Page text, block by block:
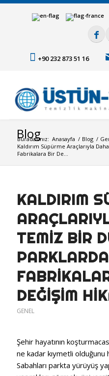
+90 232 873 51 16
Blog
Buradasınız: Anasayfa / Blog /
Kaldırım Süpürme Araçlarıyla
Fabrikalara Bir De...
KALDIRIM
TEMIZ BIR
DEĞIŞIM
GENEL
Şehir hayatının
ne kadar kıymetli
Sabahları parkta yürüyüş